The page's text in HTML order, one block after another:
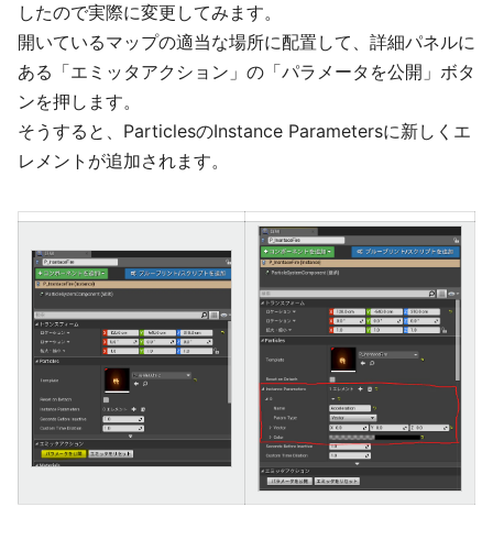
したので実際に変更してみます。
開いているマップの適当な場所に配置して、詳細パネルに
ある「エミッタアクション」の「パラメータを公開」ボタ
ンを押します。
そうすると、ParticlesのInstance Parametersに新しくエ
レメントが追加されます。